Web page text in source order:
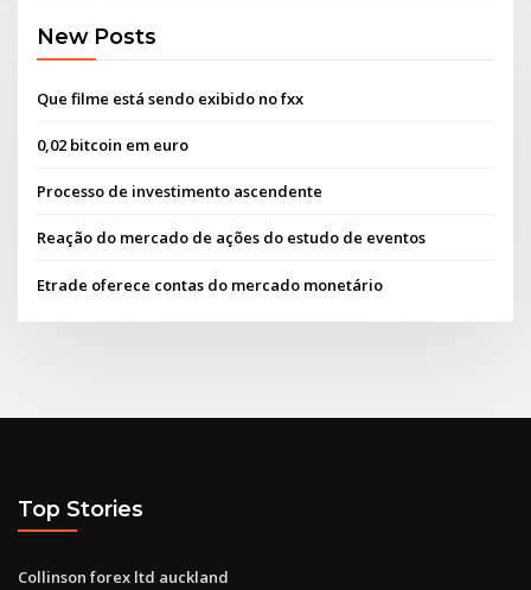
New Posts
Que filme está sendo exibido no fxx
0,02 bitcoin em euro
Processo de investimento ascendente
Reação do mercado de ações do estudo de eventos
Etrade oferece contas do mercado monetário
Top Stories
Collinson forex ltd auckland